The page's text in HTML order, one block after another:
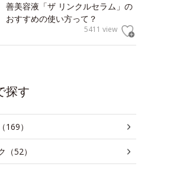
善美容液「ザ リンクルセラム」の
おすすめの使い方って？
5411 view
探す
169）
（52）